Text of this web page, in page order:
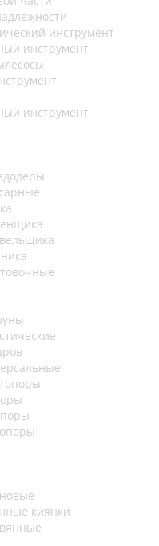
инструмент
инструмент
инструмент
киянки